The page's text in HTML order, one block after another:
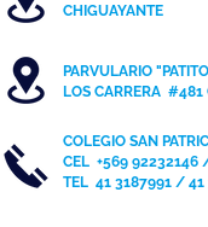
CHIGUAYANTE
PARVULARIO
LOS CARRERA #481
COLEGIO SAN
CEL +569 92232146
TEL 41 3187991 / 41